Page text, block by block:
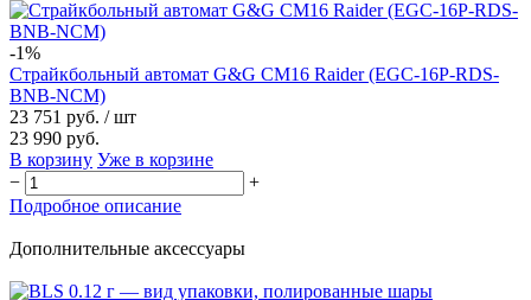
-1%
Страйкбольный автомат G&G CM16 Raider (EGC-16P-RDS-
BNB-NCM)
23 751 руб. / шт
23 990 руб.
В корзину Уже в корзине
−
+
Подробное описание
Дополнительные аксессуары